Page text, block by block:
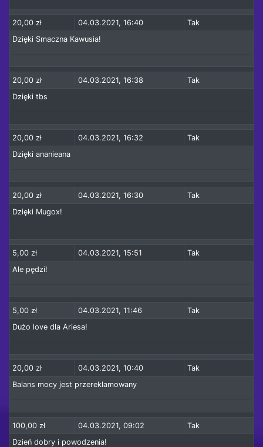
20,00 zł 04.03.2021, 16:40
Tak
Dzięki Smaczna Kawusia!
20,00 zł 04.03.2021, 16:38
Tak
Dzięki tbs
20,00 zł 04.03.2021, 16:32
Tak
Dzięki ananieana
20,00 zł 04.03.2021, 16:30
Tak
Dzięki Mugox!
5,00 zł 04.03.2021, 15:51
Tak
Ale pędzi!
5,00 zł 04.03.2021, 11:46
Tak
Dużo love dla Ariesa!
20,00 zł 04.03.2021, 10:40
Tak
Balans mocy jest przereklamowany
100,00 zł 04.03.2021, 09:02
Tak
Dzień dobry i powodzenia!